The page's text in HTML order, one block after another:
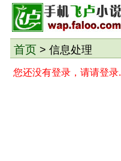
首页 > 信息处理
您还没有登录，请请登录.